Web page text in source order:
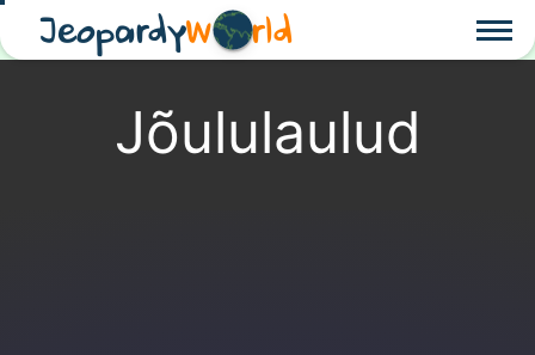
JeopardyW rld
Jõululaulud